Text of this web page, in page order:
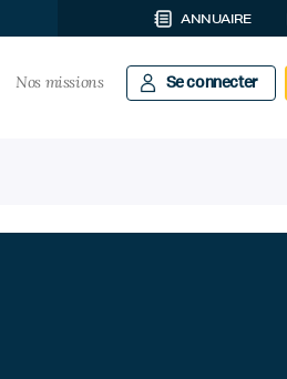
ANNUAIRE
Nos missions Se connecter